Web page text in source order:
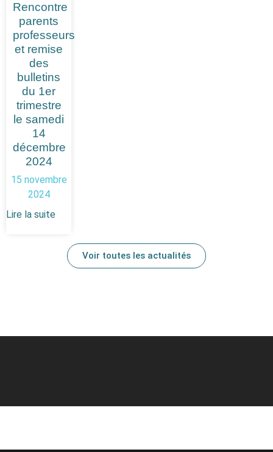
Rencontre
parents
professeurs
et remise
des
bulletins
du 1er
trimestre
le samedi
14
décembre
2024
15 novembre
2024
Lire la suite
Voir toutes les actualités